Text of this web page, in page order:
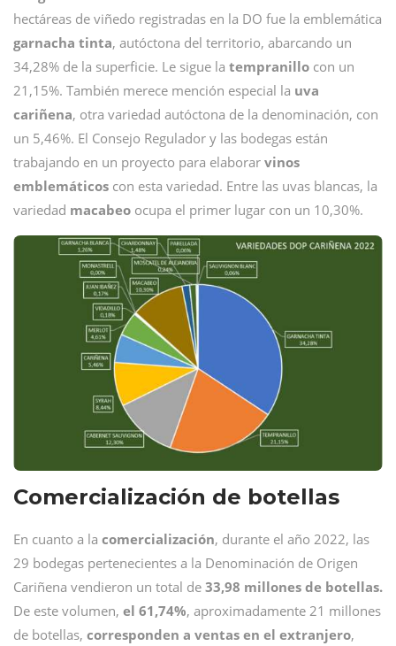
hectáreas de viñedo registradas en la DO fue la emblemática
garnacha tinta, autóctona del territorio, abarcando un
34,28% de la superficie. Le sigue la tempranillo con un
21,15%. También merece mención especial la uva
cariñena, otra variedad autóctona de la denominación, con
un 5,46%. El Consejo Regulador y las bodegas están
trabajando en un proyecto para elaborar vinos
emblemáticos con esta variedad. Entre las uvas blancas, la
variedad macabeo ocupa el primer lugar con un 10,30%.
Comercialización de botellas
En cuanto a la comercialización, durante el año 2022, las
29 bodegas pertenecientes a la Denominación de Origen
Cariñena vendieron un total de 33,98 millones de botellas.
De este volumen, el 61,74%, aproximadamente 21 millones
de botellas, corresponden a ventas en el extranjero,